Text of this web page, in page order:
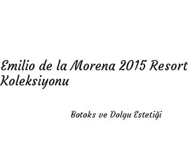
Emilio de la Morena 2015 Resort
Koleksiyonu
Botoks ve Dolgu Estetiği